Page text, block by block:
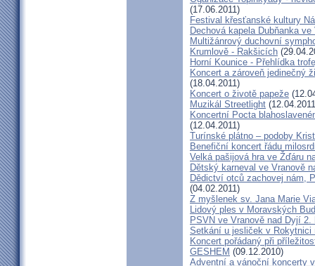
(17.06.2011)
Festival křesťanské kultury
Dechová kapela Dubňanka
Multižánrový duchovní
Krumlově - Rakšicích
Horní Kounice - Přehlídka
Koncert a zároveň jedinečný
(18.04.2011)
Koncert o životě papeže
Muzikál Streetlight
Koncertní Pocta
(12.04.2011)
Turínské plátno – podoby
Benefiční koncert řádu
Velká pašijová hra ve Žďáru
Dětský karneval ve Vranově
Dědictví otců zachovej nám,
(04.02.2011)
Z myšlenek sv. Jana Marie
Lidový ples v Moravských
PSVN ve Vranově nad Dyjí 2.
Setkání u jesliček v Rokytnici
Koncert pořádaný při
GESHEM (09.12.2010)
Adventní a vánoční koncerty